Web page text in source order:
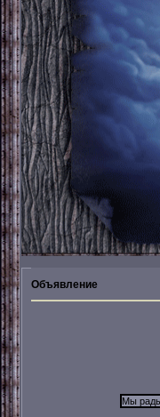
Объявление